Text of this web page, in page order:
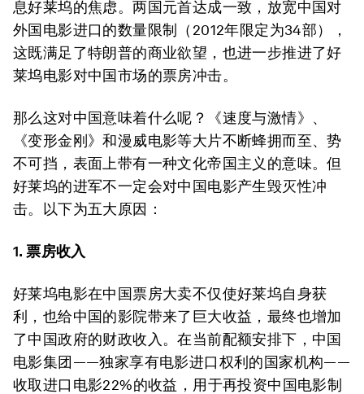
息好莱坞的焦虑。两国元首达成一致，放宽中国对
外国电影进口的数量限制（2012年限定为34部），
这既满足了特朗普的商业欲望，也进一步推进了好
莱坞电影对中国市场的票房冲击。
那么这对中国意味着什么呢？《速度与激情》、
《变形金刚》和漫威电影等大片不断蜂拥而至、势
不可挡，表面上带有一种文化帝国主义的意味。但
好莱坞的进军不一定会对中国电影产生毁灭性冲
击。以下为五大原因：
1. 票房收入
好莱坞电影在中国票房大卖不仅使好莱坞自身获
利，也给中国的影院带来了巨大收益，最终也增加
了中国政府的财政收入。在当前配额安排下，中国
电影集团——独家享有电影进口权利的国家机构——
收取进口电影22%的收益，用于再投资中国电影制